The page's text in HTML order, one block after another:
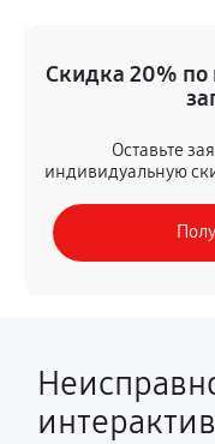
2530 руб
1610 руб
Скидка 20% по
Оставьте
индивидуальную